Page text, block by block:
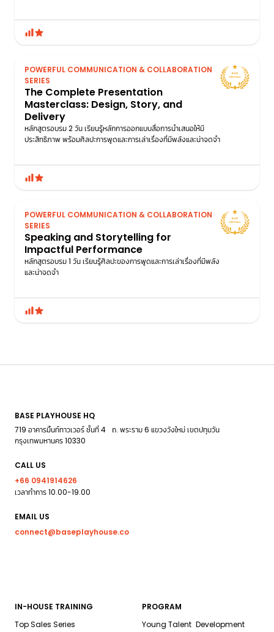
POWERFUL COMMUNICATION & COLLABORATION
SERIES
The Complete Presentation
Masterclass: Design, Story, and
Delivery
หลักสูตรอบรม 2 วัน เรียนรู้หลักการออกแบบสื่อการนำเสนอให้มี
ประสิทธิภาพ พร้อมศิลปะการพูดและการเล่าเรื่องที่มีพลังและน่าจดจํา
POWERFUL COMMUNICATION & COLLABORATION
SERIES
Speaking and Storytelling for
Impactful Performance
หลักสูตรอบรม 1 วัน เรียนรู้ศิลปะของการพูดและการเล่าเรื่องที่มีพลัง
และน่าจดจํา
BASE PLAYHOUSE HQ
719 อาคารมิ้นท์ทาวเวอร์ ชั้นที่ 4 ถ. พระราม 6 แขวงวังใหม่ เขตปทุมวัน
กรุงเทพมหานคร 10330
CALL US
+66 0941914626
เวลาทำการ 10.00-19.00
EMAIL US
connect@baseplayhouse.co
IN-HOUSE TRAINING
Top Sales Series
PROGRAM
Young Talent Development